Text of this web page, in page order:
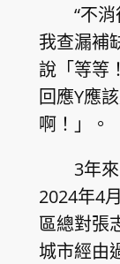
“不
我查漏補
說「等等
回應Y應
啊！」。
3年
2024年4
區總對張
城市經由